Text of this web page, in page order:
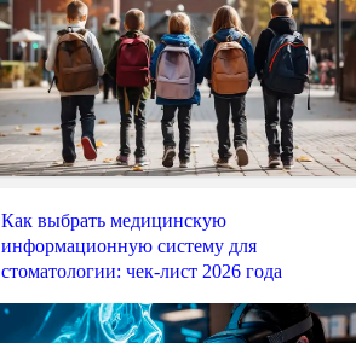
Как выбрать медицинскую
информационную систему для
стоматологии: чек-лист 2026 года